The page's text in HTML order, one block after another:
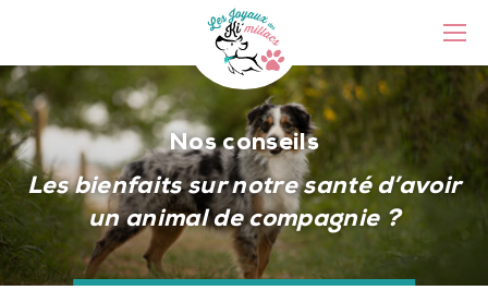
Nos annonces
Votre futur chiot
Votre chien et vous
Nous contacter
Nos conseils
Les bienfaits sur notre santé d’avoir
un animal de compagnie ?